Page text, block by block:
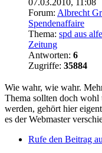
07.03.2010, 11:08
Forum: Albrecht
Spendenaffaire
Thema: spd aus
Zeitung
Antworten: 6
Zugriffe: 35884
Wie wahr, wie wahr.
Thema sollten doch
werden, gehört hier
es der Webmaster
Rufe den Beitrag